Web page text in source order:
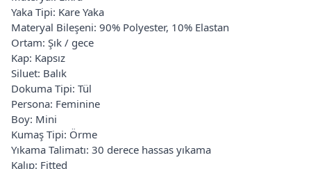
Yaka Tipi: Kare Yaka
Materyal Bileşeni: 90% Polyester, 10% Elastan
Ortam: Şık / gece
Kap: Kapsız
Siluet: Balık
Dokuma Tipi: Tül
Persona: Feminine
Boy: Mini
Kumaş Tipi: Örme
Yıkama Talimatı: 30 derece hassas yıkama
Kalıp: Fitted